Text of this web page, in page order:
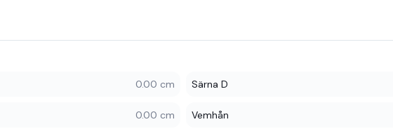
0.00 cm Särna D
0.00 cm Vemhån